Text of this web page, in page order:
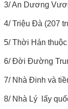
3/ An Dương
4/ Triệu Đà (207
5/ Thời Hán
6/ Đời Đường
7/ Nhà Đinh và
8/ Nhà Lý lấy